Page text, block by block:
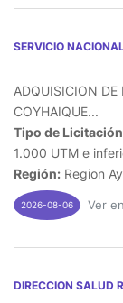
SERVICIO
ADQUISICION DE
COYHAIQUE...
Tipo de
1.000 UTM e
Región: Region
2026-08-06 Ver
DIRECCION SALUD